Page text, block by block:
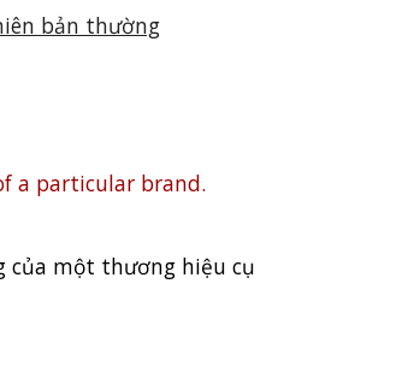
bản thường
a particular brand.
của một thương hiệu cụ